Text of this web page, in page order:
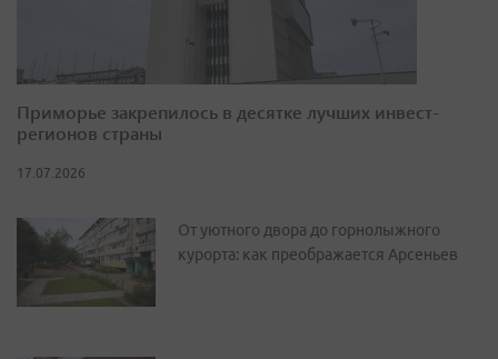
Приморье закрепилось в десятке лучших инвест-
регионов страны
17.07.2026
От уютного двора до горнолыжного
курорта: как преображается Арсеньев